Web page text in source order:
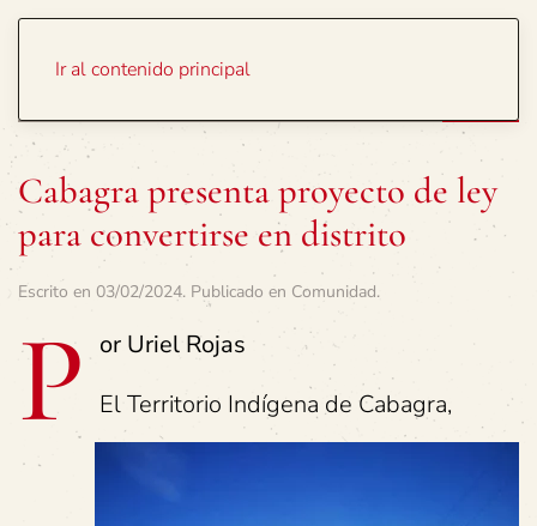
Ir al contenido principal
Cabagra presenta proyecto de ley
para convertirse en distrito
Escrito en 03/02/2024. Publicado en Comunidad.
P
or Uriel Rojas
El Territorio Indígena de Cabagra,